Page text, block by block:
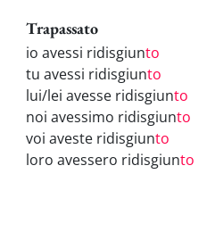
Trapassato
io avessi ridisgiunto
tu avessi ridisgiunto
lui/lei avesse ridisgiunto
noi avessimo ridisgiunto
voi aveste ridisgiunto
loro avessero ridisgiunto